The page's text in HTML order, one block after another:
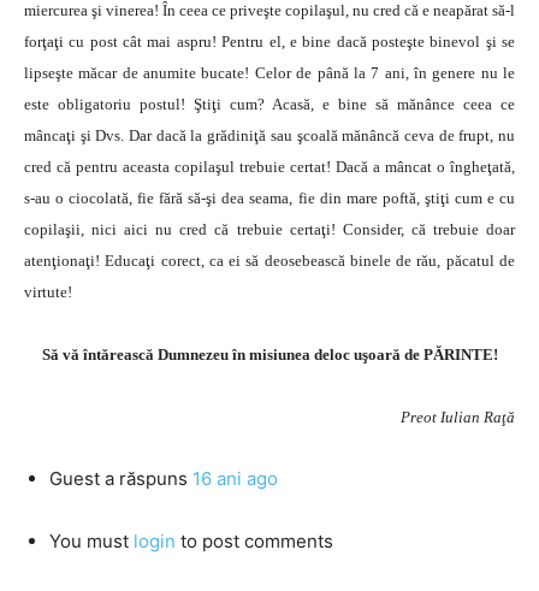
miercurea şi vinerea! În ceea ce priveşte copilaşul, nu cred că e neapărat să-l
forţaţi cu post cât mai aspru! Pentru el, e bine dacă posteşte binevol şi se
lipseşte măcar de anumite bucate! Celor de până la 7 ani, în genere nu le
este obligatoriu postul! Ştiţi cum? Acasă, e bine să mănânce ceea ce
mâncaţi şi Dvs. Dar dacă la grădiniţă sau şcoală mănâncă ceva de frupt, nu
cred că pentru aceasta copilaşul trebuie certat! Dacă a mâncat o îngheţată,
s-au o ciocolată, fie fără să-şi dea seama, fie din mare poftă, ştiţi cum e cu
copilaşii, nici aici nu cred că trebuie certaţi! Consider, că trebuie doar
atenţionaţi! Educaţi corect, ca ei să deosebească binele de rău, păcatul de
virtute!
Să vă întărească Dumnezeu în misiunea deloc uşoară de PĂRINTE!
Preot Iulian Raţă
Guest a răspuns 16 ani ago
You must login to post comments